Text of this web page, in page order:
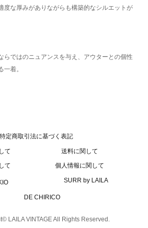
度な厚みがありながらも構築的なシルエットが
らではのニュアンスを与え、アウターとの個性
一着。
特定商取引法に基づく表記
て 送料に関して
て 個人情報に関して
SURR by LAILA
DE CHIRICO
LAILA VINTAGE All Rights Reserved.